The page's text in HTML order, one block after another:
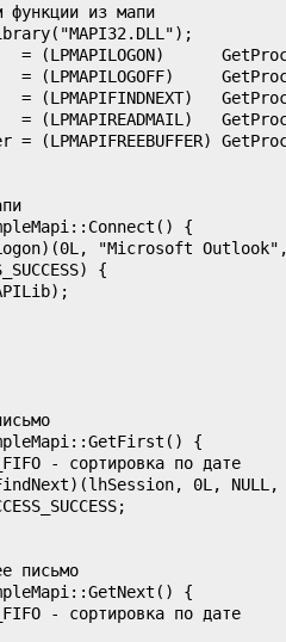
функции из мапи
= (LPMAPILOGON)
= (LPMAPILOGOFF)
= (LPMAPIFINDNEXT)
= (LPMAPIREADMAIL)
= (LPMAPIFREEBUFFER)
{
"Microsoft
{
{
- сортировка по дате
0L,
письмо
{
- сортировка по дате